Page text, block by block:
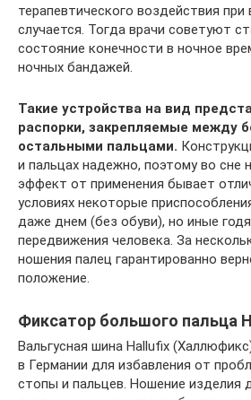
терапевтического воздействия при
случается. Тогда врачи советуют
состояние конечности в ночное
ночных бандажей.
Такие устройства на вид
распорки, закрепляемые между
остальными пальцами.
и пальцах надежно, поэтому во сне
эффект от применения бывает
условиях некоторые
даже днем (без обуви), но иные
передвижения человека. За
ношения палец гарантированно
положение.
Фиксатор большого пальца
Вальгусная шина Hallufix
в Германии для избавления от
стопы и пальцев. Ношение изделия